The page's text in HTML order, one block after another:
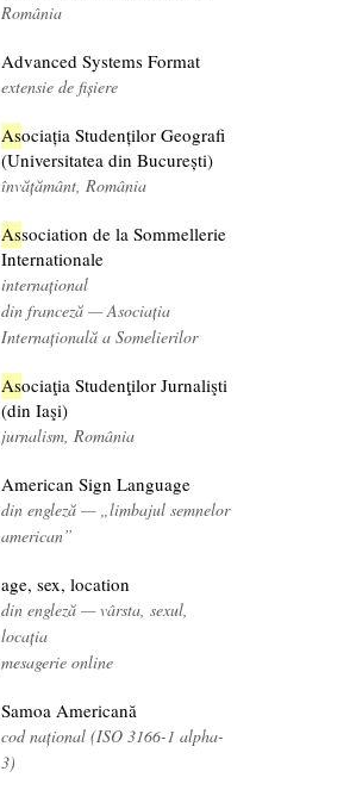
România
Advanced Systems Format
extensie de fișiere
Asociația Studenților Geografi
(Universitatea din București)
învățământ, România
Association de la Sommellerie
Internationale
internațional
din franceză — Asociația
Internațională a Somelierilor
Asociaţia Studenţilor Jurnalişti
(din Iaşi)
jurnalism, România
American Sign Language
din engleză — „limbajul semnelor
american”
age, sex, location
din engleză — vârsta, sexul,
locația
mesagerie online
Samoa Americană
cod național (ISO 3166-1 alpha-
3)